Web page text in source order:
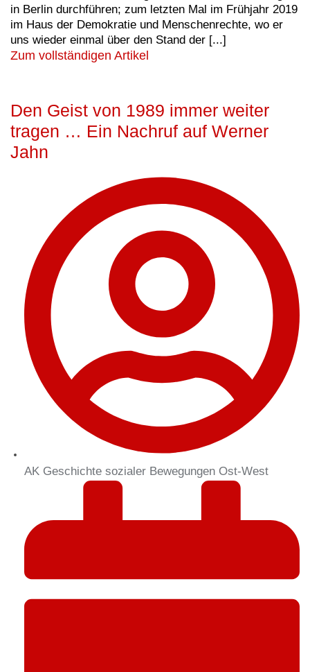
in Berlin durchführen; zum letzten Mal im Frühjahr 2019
im Haus der Demokratie und Menschenrechte, wo er
uns wieder einmal über den Stand der [...]
Zum vollständigen Artikel
Den Geist von 1989 immer weiter
tragen … Ein Nachruf auf Werner
Jahn
AK Geschichte sozialer Bewegungen Ost-West